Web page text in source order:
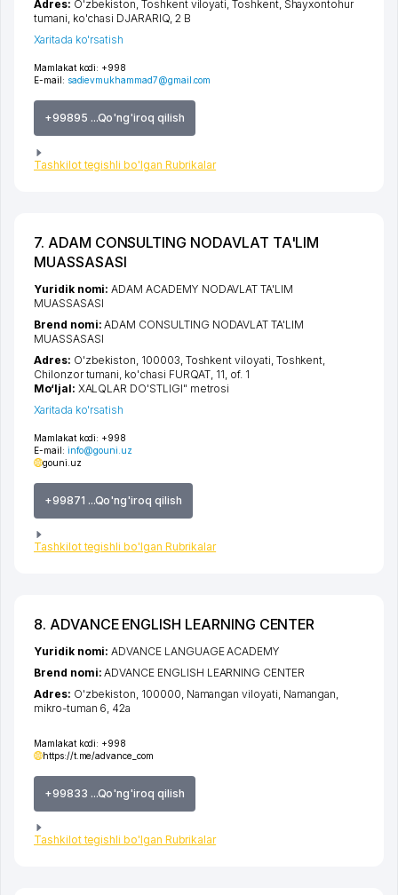
Mamlakat kodi: +998
E-mail: sadievmukhammad7@gmail.com
+99895 ...Qo'ng'iroq qilish
Tashkilot tegishli bo'lgan Rubrikalar
Adres: O'zbekiston,Toshkent viloyati,Toshkent, Shayxontohur
tumani, ko'chasi DJARARIQ, 2 B
Xaritada ko'rsatish
7. ADAM CONSULTING NODAVLAT TA'LIM
MUASSASASI
Mamlakat kodi: +998
E-mail: info@gouni.uz
gouni.uz
+99871 ...Qo'ng'iroq qilish
Tashkilot tegishli bo'lgan Rubrikalar
Yuridik nomi:ADAM ACADEMY NODAVLAT TA'LIM
MUASSASASI
Brend nomi:ADAM CONSULTING NODAVLAT TA'LIM
MUASSASASI
Adres: O'zbekiston, 100003, Toshkent viloyati Toshkent
Chilonzor tumani ko'chasi FURQAT , 11, of. 1
Mo‘ljal: XALQLAR DO'STLIGI" metrosi
Xaritada ko'rsatish
8. ADVANCE ENGLISH LEARNING CENTER
Mamlakat kodi: +998
https://t.me/advance_com
+99833 ...Qo'ng'iroq qilish
Tashkilot tegishli bo'lgan Rubrikalar
Yuridik nomi:ADVANCE LANGUAGE ACADEMY
Brend nomi:ADVANCE ENGLISH LEARNING CENTER
Adres: O'zbekiston, 100000, Namangan viloyati Namangan
mikro-tuman 6 , 42а